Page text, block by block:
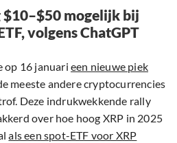
mogelijk bij
volgens ChatGPT
op 16 januari een nieuwe piek
meeste andere cryptocurrencies
Deze indrukwekkende rally
over hoe hoog XRP in 2025
als een spot-ETF voor XRP